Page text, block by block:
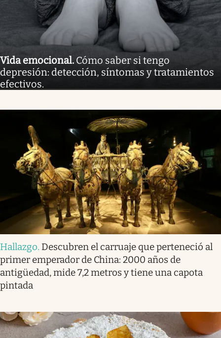
Vida emocional. Cómo saber si tengo
depresión: detección, síntomas y tratamientos
efectivos.
Hallazgo. Descubren el carruaje que perteneció al
primer emperador de China: 2000 años de
antigüedad, mide 7,2 metros y tiene una capota
pintada